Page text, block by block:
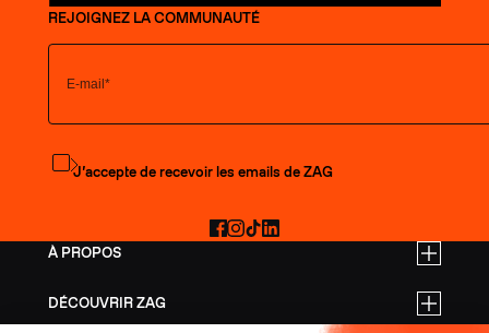
À PROPOS
DÉCOUVRIR ZAG
REJOIGNEZ LA COMMUNAUTÉ
S'abonner à la newsletter
J’accepte de recevoir les emails de ZAG
Facebook
Instagram
TikTokLinkedIn